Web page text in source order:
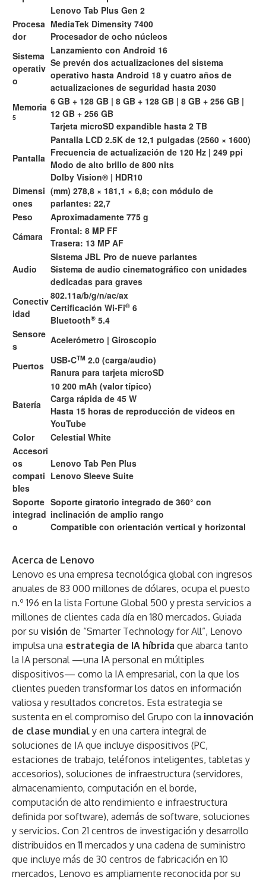
Lenovo Tab Plus Gen 2
Procesa
dor
MediaTek Dimensity 7400
Procesador de ocho núcleos
Sistema
operativ
o
Lanzamiento con Android 16
Se prevén dos actualizaciones del sistema
operativo hasta Android 18 y cuatro años de
actualizaciones de seguridad hasta 2030
Memoria
5
6 GB + 128 GB | 8 GB + 128 GB | 8 GB + 256 GB |
12 GB + 256 GB
Tarjeta microSD expandible hasta 2 TB
Pantalla
Pantalla LCD 2.5K de 12,1 pulgadas (2560 × 1600)
Frecuencia de actualización de 120 Hz | 249 ppi
Modo de alto brillo de 800 nits
Dolby Vision® | HDR10
Dimensi
ones
(mm) 278,8 × 181,1 × 6,8; con módulo de
parlantes: 22,7
Peso
Aproximadamente 775 g
Cámara
Frontal: 8 MP FF
Trasera: 13 MP AF
Audio
Sistema JBL Pro de nueve parlantes
Sistema de audio cinematográfico con unidades
dedicadas para graves
Conectiv
idad
802.11a/b/g/n/ac/ax
Certificación Wi-Fi® 6
Bluetooth® 5.4
Sensore
s
Acelerómetro | Giroscopio
Puertos USB-CTM 2.0 (carga/audio)
Ranura para tarjeta microSD
Batería
10 200 mAh (valor típico)
Carga rápida de 45 W
Hasta 15 horas de reproducción de videos en
YouTube
Color
Celestial White
Accesori
os
compati
bles
Lenovo Tab Pen Plus
Lenovo Sleeve Suite
Soporte
integrad
o
Soporte giratorio integrado de 360° con
inclinación de amplio rango
Compatible con orientación vertical y horizontal
Acerca de Lenovo
Lenovo es una empresa tecnológica global con ingresos
anuales de 83 000 millones de dólares, ocupa el puesto
n.º 196 en la lista Fortune Global 500 y presta servicios a
millones de clientes cada día en 180 mercados. Guiada
por su visión de “Smarter Technology for All”, Lenovo
impulsa una estrategia de IA híbrida que abarca tanto
la IA personal —una IA personal en múltiples
dispositivos— como la IA empresarial, con la que los
clientes pueden transformar los datos en información
valiosa y resultados concretos. Esta estrategia se
sustenta en el compromiso del Grupo con la innovación
de clase mundial y en una cartera integral de
soluciones de IA que incluye dispositivos (PC,
estaciones de trabajo, teléfonos inteligentes, tabletas y
accesorios), soluciones de infraestructura (servidores,
almacenamiento, computación en el borde,
computación de alto rendimiento e infraestructura
definida por software), además de software, soluciones
y servicios. Con 21 centros de investigación y desarrollo
distribuidos en 11 mercados y una cadena de suministro
que incluye más de 30 centros de fabricación en 10
mercados, Lenovo es ampliamente reconocida por su